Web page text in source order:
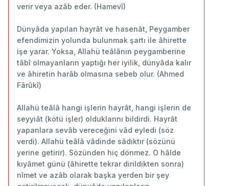
verir veya azâb eder. (Hamevî)
Dünyâda yapılan hayrât ve hasenât, Peygamber
efendimizin yolunda bulunmak şartı ile âhirette
işe yarar. Yoksa, Allahü teâlânın peygamberine
tâbî olmayanların yaptığı her iyilik, dünyâda kalır
ve âhiretin harâb olmasına sebeb olur. (Ahmed
Fârûkî)
Allahü teâlâ hangi işlerin hayrât, hangi işlerin de
seyyiât (kötü işler) olduklarını bildirdi. Hayrât
yapanlara sevâb vereceğini vâd eyledi (söz
verdi). Allahü teâlâ vâdinde sâdıktır (sözünü
yerine getirir). Sözünden hiç dönmez. O hâlde
kıyâmet günü (âhirette tekrar dirildikten sonra)
nîmet ve azâb olarak başka yerden bir şey